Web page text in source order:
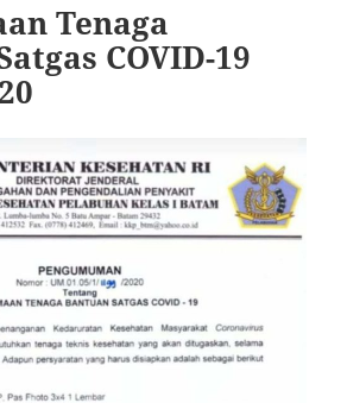
Tenaga
COVID-19